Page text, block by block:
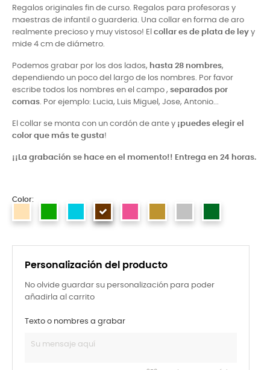
Regalos originales fin de curso. Regalos para profesoras y
maestras de infantil o guarderia. Una collar en forma de aro
realmente precioso y muy vistoso! El collar es de plata de ley y
mide 4 cm de diámetro.
Podemos grabar por los dos lados, hasta 28 nombres,
dependiendo un poco del largo de los nombres. Por favor
escribe todos los nombres en el campo , separados por
comas. Por ejemplo: Lucia, Luis Miguel, Jose, Antonio...
El collar se monta con un cordón de ante y ¡puedes elegir el
color que más te gusta!
¡¡La grabación se hace en el momento!! Entrega en 24 horas.
Personalización del producto
No olvide guardar su personalización para poder
añadirla al carrito
Texto o nombres a grabar
Color: